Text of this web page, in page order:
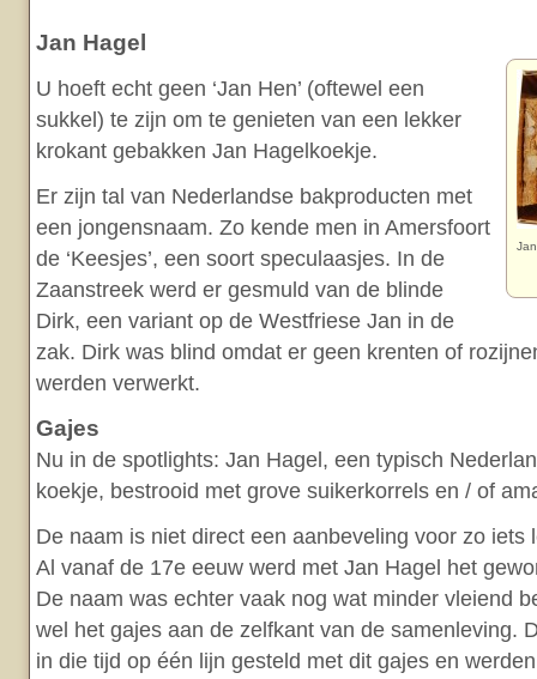
Jan Hagel
U hoeft echt geen ‘Jan Hen’ (oftewel een
sukkel) te zijn om te genieten van een lekker
krokant gebakken Jan Hagelkoekje.
Er zijn tal van Nederlandse bakproducten met
een jongensnaam. Zo kende men in Amersfoort
de ‘Keesjes’, een soort speculaasjes. In de
Zaanstreek werd er gesmuld van de blinde
Dirk, een variant op de Westfriese Jan in de
zak. Dirk was blind omdat er geen krenten of
werden verwerkt.
Gajes
Nu in de spotlights: Jan Hagel, een typisch
koekje, bestrooid met grove suikerkorrels en / of
De naam is niet direct een aanbeveling voor zo iets
Al vanaf de 17e eeuw werd met Jan Hagel het
De naam was echter vaak nog wat minder vleiend
wel het gajes aan de zelfkant van de samenleving.
in die tijd op één lijn gesteld met dit gajes en